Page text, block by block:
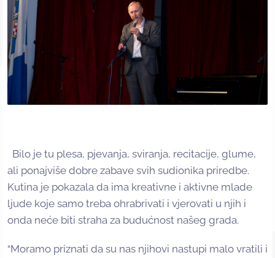
Bilo je tu plesa, pjevanja, sviranja, recitacije, glume,
ali ponajviše dobre zabave svih sudionika priredbe.
Kutina je pokazala da ima kreativne i aktivne mlade
ljude koje samo treba ohrabrivati i vjerovati u njih i
onda neće biti straha za budućnost našeg grada.
“Moramo priznati da su nas njihovi nastupi malo vratili i